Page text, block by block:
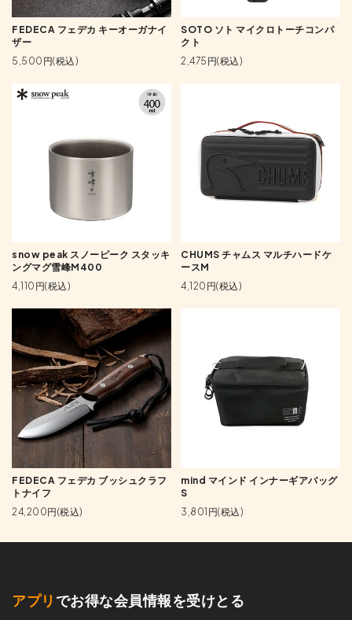
FEDECA フェデカ キーオーガナイ
ザー
5,500円(税込)
SOTO ソト マイクロトーチコンパ
クト
2,475円(税込)
snow peak スノーピーク スタッキ
ングマグ雪峰M400
4,110円(税込)
CHUMS チャムス マルチハードケ
ースM
4,120円(税込)
FEDECA フェデカ ブッシュクラフ
トナイフ
24,200円(税込)
mind マインド インナーギアバッグ
S
3,801円(税込)
アプリ でお得な会員情報を受けとる